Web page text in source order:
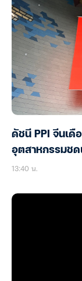
ดัชนี PPI จีนเดื
อุตสาหกรรมชด
13:40 น.